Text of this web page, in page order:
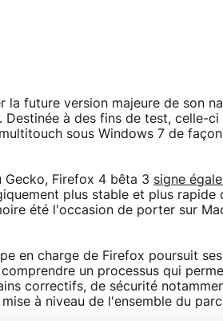
future version majeure de son
à des fins de test, celle-ci
sous Windows 7 de
Gecko, Firefox 4 bêta 3 signe
plus stable et plus rapide
été l'occasion de porter sur
en charge de Firefox poursuit
un processus qui
correctifs, de sécurité
à niveau de l'ensemble du